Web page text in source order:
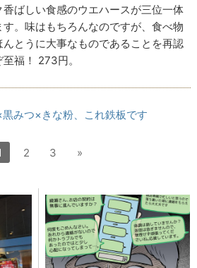
ばしい食感のウエハースが三位一体
。味はもちろんなのですが、食べ物
とうに大事なものであることを再認
福！ 273円。
みつ×きな粉、これ鉄板です
2 3 »